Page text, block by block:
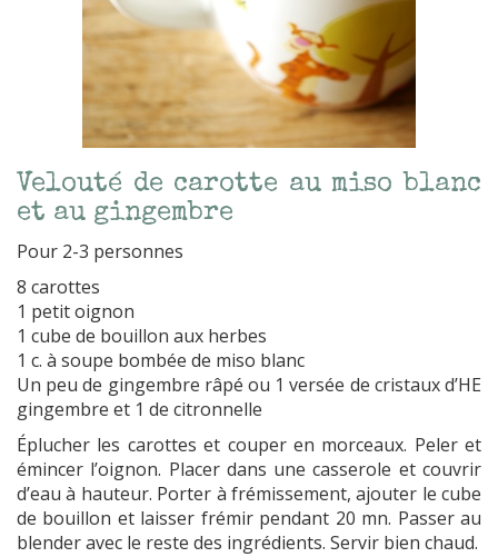
Velouté de carotte au miso blanc
et au gingembre
Pour 2-3 personnes
8 carottes
1 petit oignon
1 cube de bouillon aux herbes
1 c. à soupe bombée de miso blanc
Un peu de gingembre râpé ou 1 versée de cristaux d’HE
gingembre et 1 de citronnelle
Éplucher les carottes et couper en morceaux. Peler et
émincer l’oignon. Placer dans une casserole et couvrir
d’eau à hauteur. Porter à frémissement, ajouter le cube
de bouillon et laisser frémir pendant 20 mn. Passer au
blender avec le reste des ingrédients. Servir bien chaud.